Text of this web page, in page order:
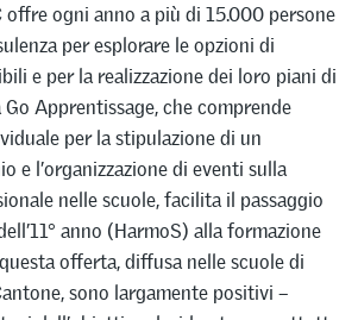
offre ogni anno a più di 15.000 persone
per esplorare le opzioni di
e per la realizzazione dei loro piani di
Go Apprentissage, che comprende
per la stipulazione di un
e l’organizzazione di eventi sulla
nelle scuole, facilita il passaggio
anno (HarmoS) alla formazione
offerta, diffusa nelle scuole di
sono largamente positivi –